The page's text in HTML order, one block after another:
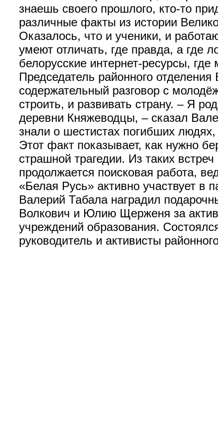
знаешь своего прошлого, кто-то
различные факты из истории
Оказалось, что и ученики, и
умеют отличать, где правда, а где
белорусские интернет-ресурсы,
Председатель районного
содержательный разговор с
строить, и развивать страну. – Я
деревни Княжеводцы, – сказал
знали о шестистах погибших
Этот факт показывает, как нужно
страшной трагедии. Из таких
продолжается поисковая работа,
«Белая Русь» активно участвует в
Валерий Табала наградил
Волкович и Юлию Щерженя за
учреждений образования.
руководитель и активисты